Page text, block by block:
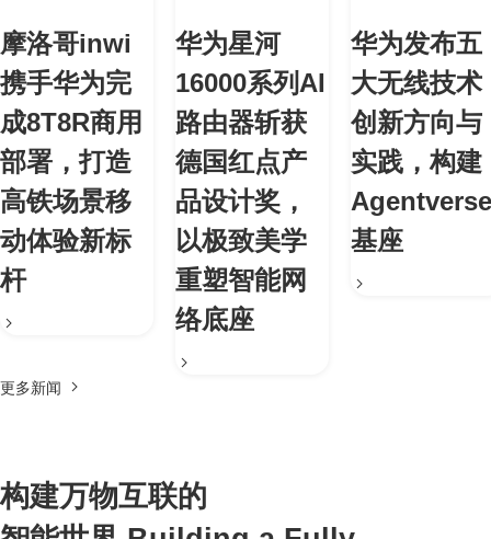
摩洛哥inwi
携手华为完
成8T8R商用
部署，打造
高铁场景移
动体验新标
杆
华为星河
16000系列AI
路由器斩获
德国红点产
品设计奖，
以极致美学
重塑智能网
络底座
华为发布五
大无线技术
创新方向与
实践，构建
Agentverse
基座
更多新闻
构建万物互联的